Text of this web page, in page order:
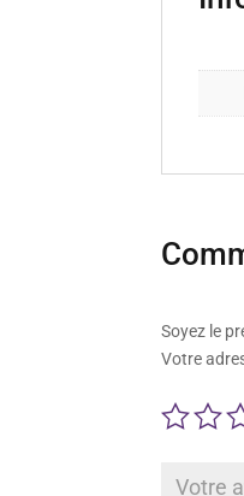
Soyez le
Votre